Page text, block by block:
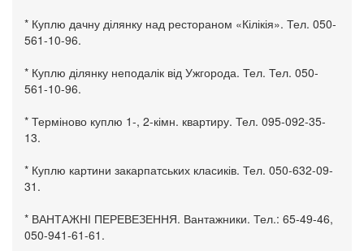
* Куплю дачну ділянку над рестораном «Кілікія». Тел. 050-
561-10-96.
* Куплю ділянку неподалік від Ужгорода. Тел. Тел. 050-
561-10-96.
* Терміново куплю 1-, 2-кімн. квартиру. Тел. 095-092-35-
13.
* Куплю картини закарпатських класиків. Тел. 050-632-09-
31.
* ВАНТАЖНІ ПЕРЕВЕЗЕННЯ. Вантажники. Тел.: 65-49-46,
050-941-61-61.